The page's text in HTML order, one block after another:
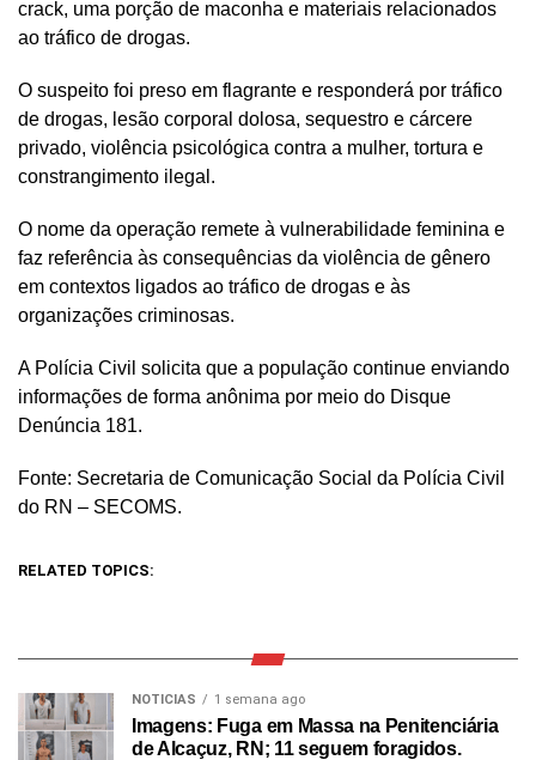
crack, uma porção de maconha e materiais relacionados
ao tráfico de drogas.
O suspeito foi preso em flagrante e responderá por tráfico
de drogas, lesão corporal dolosa, sequestro e cárcere
privado, violência psicológica contra a mulher, tortura e
constrangimento ilegal.
O nome da operação remete à vulnerabilidade feminina e
faz referência às consequências da violência de gênero
em contextos ligados ao tráfico de drogas e às
organizações criminosas.
A Polícia Civil solicita que a população continue enviando
informações de forma anônima por meio do Disque
Denúncia 181.
Fonte: Secretaria de Comunicação Social da Polícia Civil
do RN – SECOMS.
RELATED TOPICS:
NOTICIAS 1 semana ago
Imagens: Fuga em Massa na Penitenciária
de Alcaçuz, RN; 11 seguem foragidos.